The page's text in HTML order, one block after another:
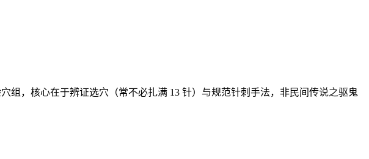
组‌，核心在于‌辨证选穴（常不必扎满 13 针）与规范针刺手法‌，非民间传说之驱鬼